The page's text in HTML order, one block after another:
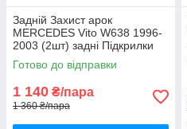
Задній Захист арок
MERCEDES Vito W638 1996-
2003 (2шт) задні Підкрилки
Мерседес Віто В638 пара
задніх
Готово до відправки
1 140 ₴/пара
1 360 ₴/пара